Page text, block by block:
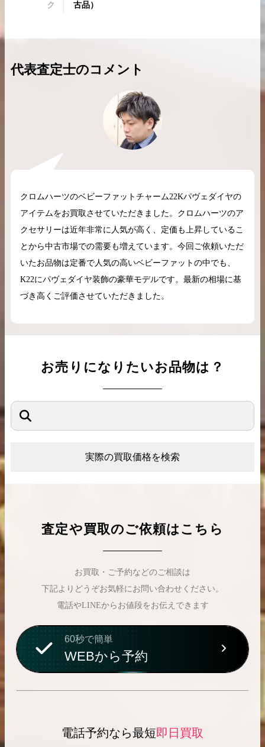
2026.04.10
高く売るためのポイントを徹底解説
バーキン相場解説
取相場や高く売れ
ケリー相場解
コラムをさらにみる
ク
古品）
代表査定士のコメント
クロムハーツのベビーファットチャーム22Kパヴェダイヤの
アイテムをお買取させていただきました。クロムハーツのア
クセサリーは近年非常に人気が高く、定価も上昇しているこ
とから中古市場での需要も増えています。今回ご依頼いただ
いたお品物は定番で人気の高いベビーファットの中でも、
K22にパヴェダイヤ装飾の豪華モデルです。最新の相場に基
づき高くご評価させていただきました。
お売りになりたいお品物は？
実際の買取価格を検索
査定や買取のご依頼はこちら
お買取・ご予約などのご相談は
下記よりどうぞお気軽にお問い合わせください。
電話やLINEからお値段をお伝えできます
60秒で簡単
WEBから予約
電話予約なら最短即日買取